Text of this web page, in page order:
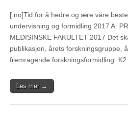
[:no]Tid for å hedre og ære våre
undervisning og formidling 2017 A:
MEDISINSKE FAKULTET 2017 Det
publikasjon, årets forskningsgruppe,
fremragende forskningsformidling.
Les mer →